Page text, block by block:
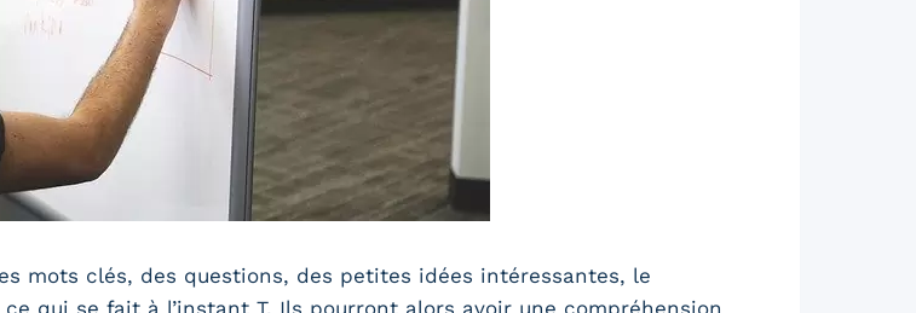
mots clés, des questions, des petites idées intéressantes, le
qui se fait à l’instant T. Ils pourront alors avoir une compréhension